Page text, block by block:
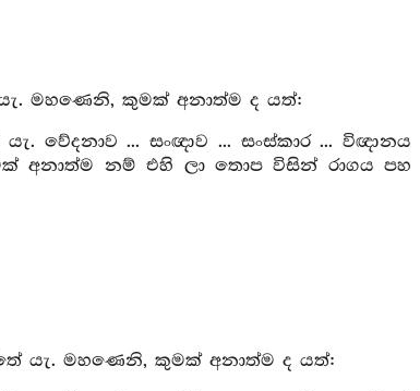
මහණෙනි, කුමක් අනාත්ම ද යත්:
... සංඥාව ... සංස්කාර ... විඥානය
අනාත්ම නම් එහි ලා තොප විසින් රාගය පහ
යැ. මහණෙනි, කුමක් අනාත්ම ද යත්: